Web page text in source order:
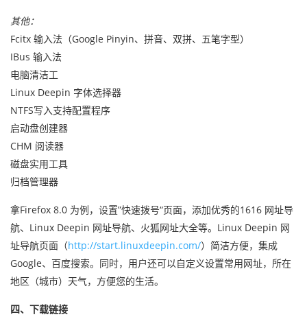
其他：
Fcitx 输入法（Google Pinyin、拼音、双拼、五笔字型）
IBus 输入法
电脑清洁工
Linux Deepin 字体选择器
NTFS写入支持配置程序
启动盘创建器
CHM 阅读器
磁盘实用工具
归档管理器
拿Firefox 8.0 为例，设置”快速拨号“页面，添加优秀的1616 网址导
航、Linux Deepin 网址导航、火狐网址大全等。Linux Deepin 网
址导航页面（http://start.linuxdeepin.com/）简洁方便，集成
Google、百度搜索。同时，用户还可以自定义设置常用网址，所在
地区（城市）天气，方便您的生活。
四、下载链接